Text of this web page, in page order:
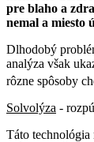
pre blaho a
nemal a miesto
Dlhodobý
analýza však
rôzne spôsoby
Solvolýza -
Táto technológia